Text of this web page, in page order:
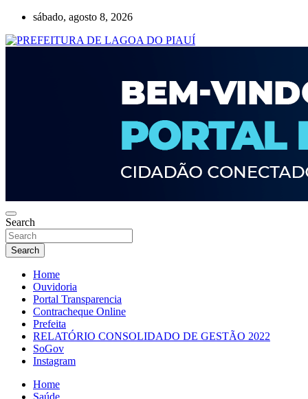
Skip
content
sábado, agosto 8, 2026
Search
Search
Home
Ouvidoria
Portal Transparencia
Contracheque Online
Prefeita
RELATÓRIO CONSOLIDADO DE GESTÃO 2022
SoGov
Instagram
Home
Saúde